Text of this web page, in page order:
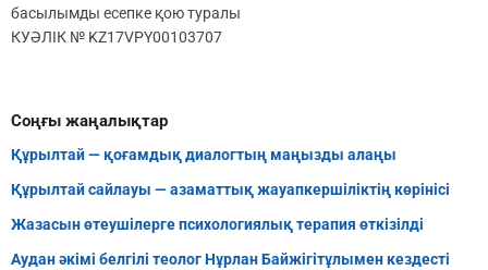
басылымды есепке қою туралы
КУӘЛІК № KZ17VPY00103707
Соңғы жаңалықтар
Құрылтай — қоғамдық диалогтың маңызды алаңы
Құрылтай сайлауы — азаматтық жауапкершіліктің көрінісі
Жазасын өтеушілерге психологиялық терапия өткізілді
Аудан әкімі белгілі теолог Нұрлан Байжігітұлымен кездесті